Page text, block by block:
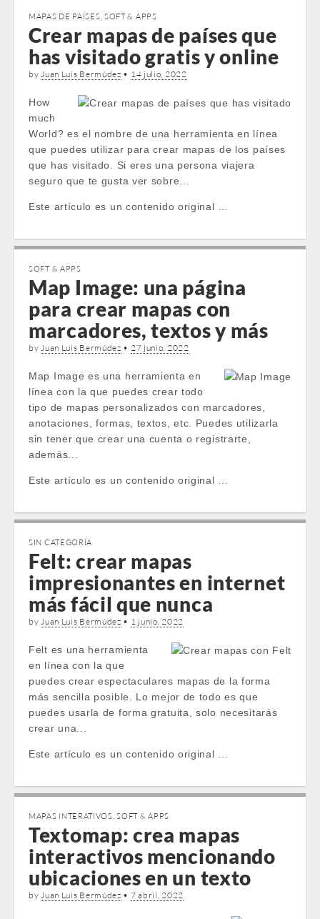
MAPAS DE PAÍSES, SOFT & APPS
Crear mapas de países que
has visitado gratis y online
byJuan Luis Bermúdez • 14 julio, 2022
How
much
World? es el nombre de una herramienta en línea
que puedes utilizar para crear mapas de los países
que has visitado. Si eres una persona viajera
seguro que te gusta ver sobre...
Este artículo es un contenido original …
SOFT & APPS
Map Image: una página
para crear mapas con
marcadores, textos y más
byJuan Luis Bermúdez • 27 junio, 2022
Map Image es una herramienta en
línea con la que puedes crear todo
tipo de mapas personalizados con marcadores,
anotaciones, formas, textos, etc. Puedes utilizarla
sin tener que crear una cuenta o registrarte,
además...
Este artículo es un contenido original …
SIN CATEGORÍA
Felt: crear mapas
impresionantes en internet
más fácil que nunca
byJuan Luis Bermúdez • 1 junio, 2022
Felt es una herramienta
en línea con la que
puedes crear espectaculares mapas de la forma
más sencilla posible. Lo mejor de todo es que
puedes usarla de forma gratuita, solo necesitarás
crear una...
Este artículo es un contenido original …
MAPAS INTERATIVOS,SOFT & APPS
Textomap: crea mapas
interactivos mencionando
ubicaciones en un texto
byJuan Luis Bermúdez • 7 abril, 2022